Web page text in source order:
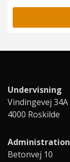
Undervisning
Vindingevej 34A
4000 Roskilde
Administration
Betonvej 10